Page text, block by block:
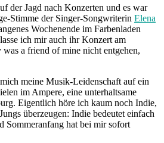
der Jagd nach Konzerten und es war
Stimme der Singer-Songwriterin Elena
Wochenende im Farbenladen
ich mir auch ihr Konzert am
was a friend of mine nicht entgehen,
meine Musik-Leidenschaft auf ein
im Ampere, eine unterhaltsame
Eigentlich höre ich kaum noch Indie,
überzeugen: Indie bedeutet einfach
Sommeranfang hat bei mir sofort